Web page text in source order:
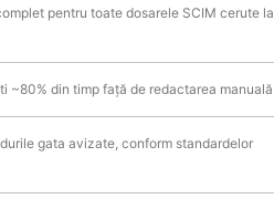
pentru toate dosarele SCIM cerute la
~80% din timp față de redactarea manuală
gata avizate, conform standardelor